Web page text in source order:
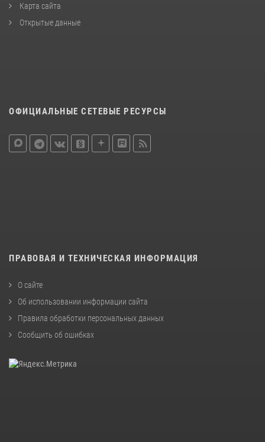
Карта сайта
Открытые данные
ОФИЦИАЛЬНЫЕ СЕТЕВЫЕ РЕСУРСЫ
ПРАВОВАЯ И ТЕХНИЧЕСКАЯ ИНФОРМАЦИЯ
О сайте
Об использовании информации сайта
Правила обработки персональных данных
Сообщить об ошибках